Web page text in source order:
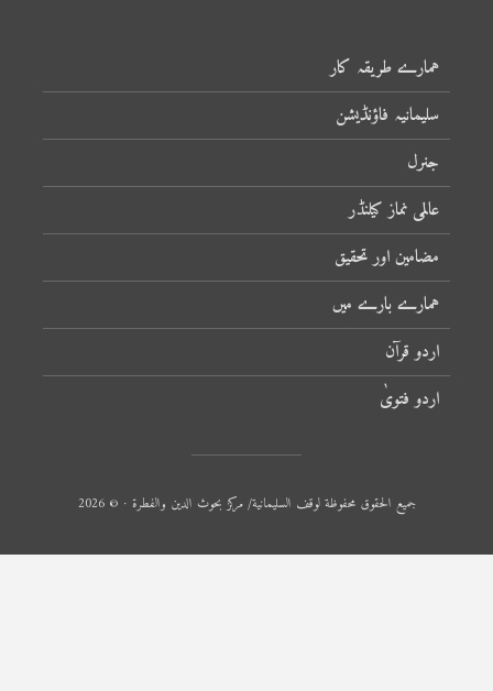
ہمارے طریقہ کار
سلیمانیہ فاؤنڈیشن
جنرل
عالمی نماز کیلنڈر
مضامین اور تحقیق
ہمارے بارے میں
اردو قرآن
اردو فتویٰ
جميع الحقوق محفوظة لوقف السليمانية/ مركز بحوث الدين والفطرة · © 2026